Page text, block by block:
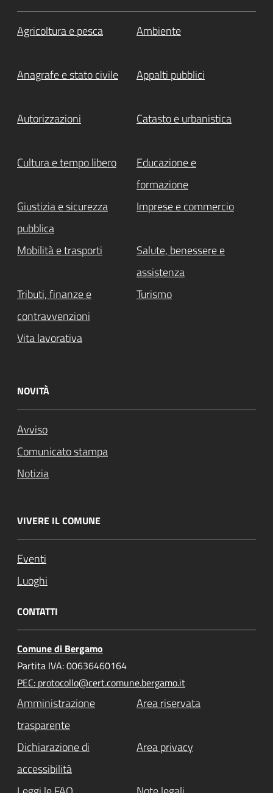
Agricoltura e pesca Ambiente
Anagrafe e stato civile Appalti pubblici
Autorizzazioni Catasto e urbanistica
Cultura e tempo libero
Educazione e
formazione
Giustizia e sicurezza
pubblica
Imprese e commercio
Mobilità e trasporti
Salute, benessere e
assistenza
Tributi, finanze e
contravvenzioni
Turismo
Vita lavorativa
NOVITÀ
Avviso
Comunicato stampa
Notizia
VIVERE IL COMUNE
Eventi
Luoghi
CONTATTI
Comune di Bergamo
Partita IVA: 00636460164
PEC: protocollo@cert.comune.bergamo.it
Amministrazione
trasparente
Area riservata
Dichiarazione di
accessibilità
Area privacy